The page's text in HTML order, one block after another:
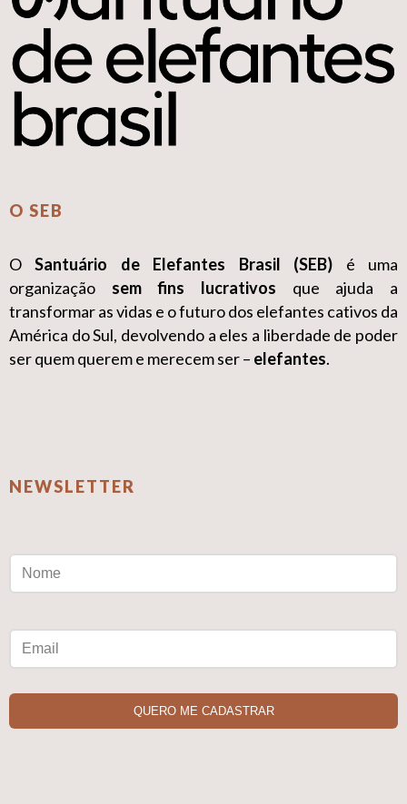
O SEB
OSantuário de Elefantes Brasil (SEB) é uma
organização sem fins lucrativos que ajuda a
transformar as vidas e o futuro dos elefantes cativos da
América do Sul, devolvendo a eles a liberdade de poder
ser quem querem e merecem ser – elefantes.
NEWSLETTER
QUERO ME CADASTRAR